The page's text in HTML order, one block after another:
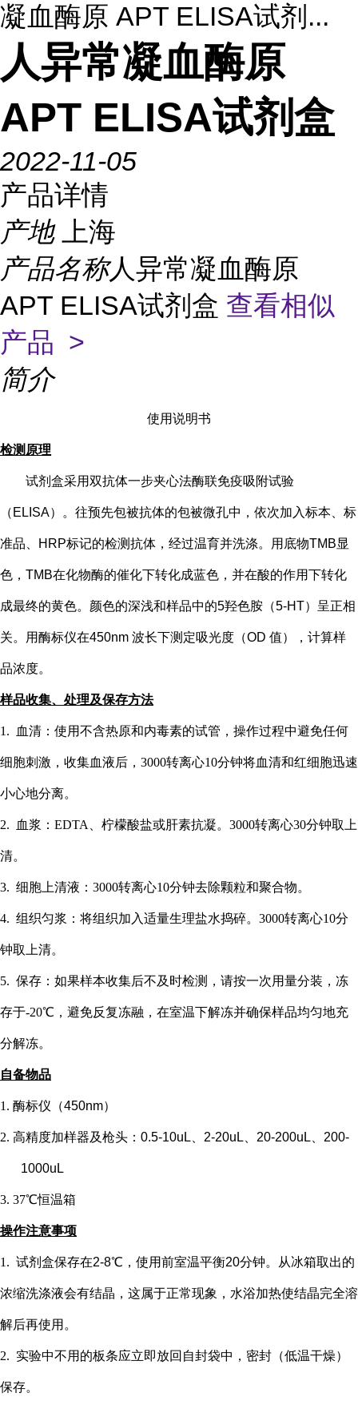
凝血酶原 APT ELISA试剂...
人异常凝血酶原
APT ELISA试剂盒
2022-11-05
产品详情
产地
上海
产品名称人异常凝血酶原
APT ELISA试剂盒 查看相似
产品 >
简介
使用说明书
检测原理
试剂盒采用双抗体一步夹心法酶联免疫吸附试验
（ ELISA）。往预先包被抗体的包被微孔中，依次加入标本、标
准品、HRP标记的检测抗体，经过温育并洗涤。用底物TMB显
色，TMB在化物酶的催化下转化成蓝色，并在酸的作用下转化
成最终的黄色。颜色的深浅和样品中的5羟色胺（5-HT） 呈正相
关。用酶标仪在450nm 波长下测定吸光度（OD 值），计算样
品浓度。
样品收集、处理及保存方法
1. 血清：使用不含热原和内毒素的试管，操作过程中避免任何
细胞刺激，收集血液后，3000转离心10分钟将血清和红细胞迅速
小心地分离。
2. 血浆：EDTA、柠檬酸盐或肝素抗凝。3000转离心30分钟取上
清。
3. 细胞上清液：3000转离心10分钟去除颗粒和聚合物。
4. 组织匀浆：将组织加入适量生理盐水捣碎。3000转离心10分
钟取上清。
5. 保存：如果样本收集后不及时检测，请按一次用量分装，冻
存于-20℃，避免反复冻融，在室温下解冻并确保样品均匀地充
分解冻。
自备物品
1. 酶标仪（450nm）
2. 高精度加样器及枪头： 0.5-10uL、2-20uL、20-200uL、200-
1000uL
3. 37℃恒温箱
操作注意事项
1. 试剂盒保存在2-8℃，使用前室温平衡20分钟。从冰箱取出的
浓缩洗涤液会有结晶，这属于正常现象，水浴加热使结晶完全溶
解后再使用。
2. 实验中不用的板条应立即放回自封袋中，密封（低温干燥）
保存。